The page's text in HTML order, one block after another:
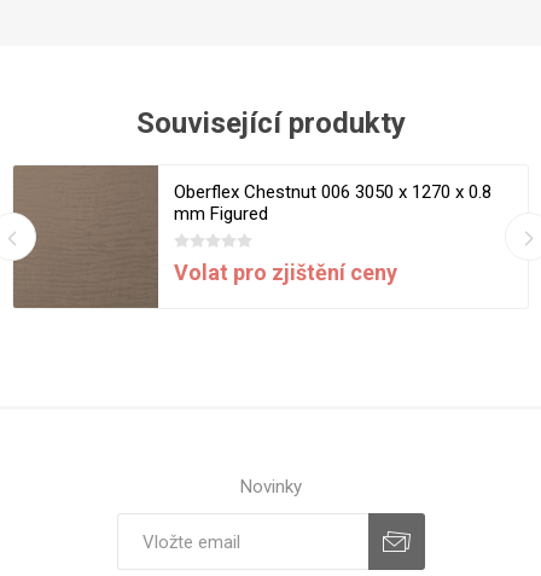
Související produkty
Oberflex Chestnut 006 3050 x 1270 x 0.8
mm Figured
Volat pro zjištění ceny
Novinky